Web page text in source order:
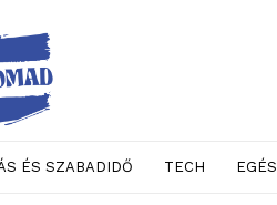
ÉS SZABADIDŐ TECH